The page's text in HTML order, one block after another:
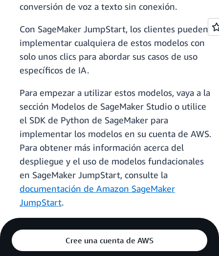
conversión de voz a texto sin conexión.
Con SageMaker JumpStart, los clientes pueden
implementar cualquiera de estos modelos con
solo unos clics para abordar sus casos de uso
específicos de IA.
Para empezar a utilizar estos modelos, vaya a la
sección Modelos de SageMaker Studio o utilice
el SDK de Python de SageMaker para
implementar los modelos en su cuenta de AWS.
Para obtener más información acerca del
despliegue y el uso de modelos fundacionales
en SageMaker JumpStart, consulte la
documentación de Amazon SageMaker
JumpStart.
Cree una cuenta de AWS